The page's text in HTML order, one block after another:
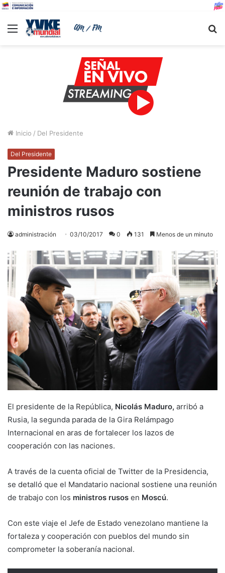
Menu
Inicio / Del Presidente
Del Presidente
Presidente Maduro sostiene
reunión de trabajo con
ministros rusos
administración 03/10/2017 0 131 Menos de un minuto
El presidente de la República, Nicolás Maduro, arribó a
Rusia, la segunda parada de la Gira Relámpago
Internacional en aras de fortalecer los lazos de
cooperación con las naciones.
A través de la cuenta oficial de Twitter de la Presidencia,
se detalló que el Mandatario nacional sostiene una reunión
de trabajo con los ministros rusos en Moscú.
Con este viaje el Jefe de Estado venezolano mantiene la
fortaleza y cooperación con pueblos del mundo sin
comprometer la soberanía nacional.